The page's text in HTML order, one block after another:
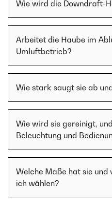
Wie wird die Downdraft-
Arbeitet die Haube im
Umluftbetrieb?
Wie stark saugt sie ab
Wie wird sie gereinigt,
Beleuchtung und
Welche Maße hat sie und
ich wählen?